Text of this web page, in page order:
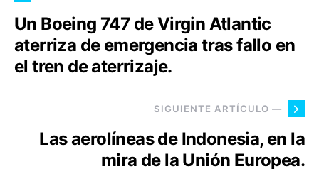
Un Boeing 747 de Virgin Atlantic
aterriza de emergencia tras fallo en
el tren de aterrizaje.
SIGUIENTE ARTÍCULO —
Las aerolíneas de Indonesia, en la
mira de la Unión Europea.